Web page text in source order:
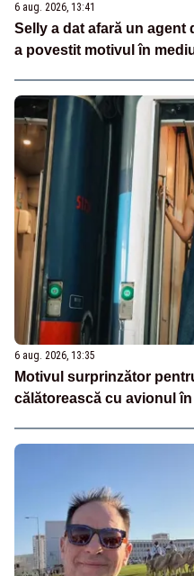
6 aug. 2026, 13:41
Selly a dat afară un agent
a povestit motivul în
6 aug. 2026, 13:35
Motivul surprinzător
călătorească cu avionul